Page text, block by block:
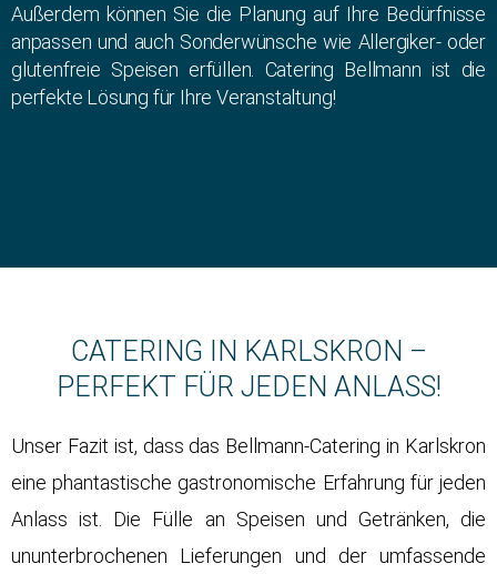
Außerdem können Sie die Planung auf Ihre Bedürfnisse
anpassen und auch Sonderwünsche wie Allergiker- oder
glutenfreie Speisen erfüllen. Catering Bellmann ist die
perfekte Lösung für Ihre Veranstaltung!
CATERING IN KARLSKRON –
PERFEKT FÜR JEDEN ANLASS!
Unser Fazit ist, dass das Bellmann-Catering in Karlskron
eine phantastische gastronomische Erfahrung für jeden
Anlass ist. Die Fülle an Speisen und Getränken, die
ununterbrochenen Lieferungen und der umfassende